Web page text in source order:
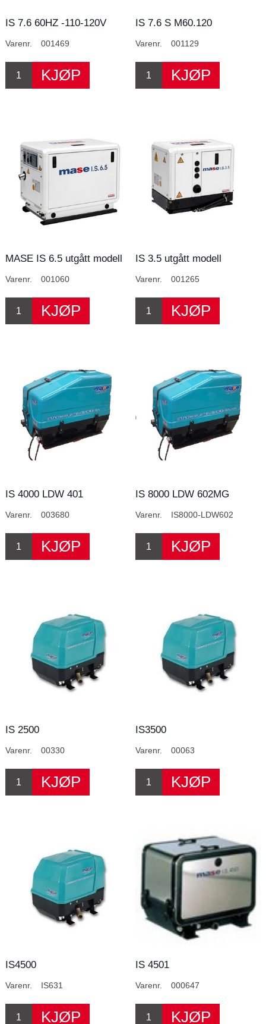
IS 7.6 60HZ -110-120V
Varenr. 001469
IS 7.6 S M60.120
Varenr. 001129
MASE IS 6.5 utgått modell
Varenr. 001060
IS 3.5 utgått modell
Varenr. 001265
IS 4000 LDW 401
Varenr. 003680
IS 8000 LDW 602MG
Varenr. IS8000-LDW602
IS 2500
Varenr. 00330
IS3500
Varenr. 00063
IS4500
Varenr. IS631
IS 4501
Varenr. 000647